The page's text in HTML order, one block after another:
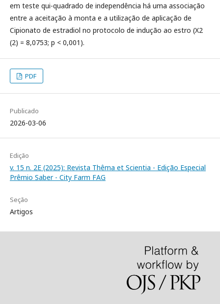
em teste qui-quadrado de independência há uma associação
entre a aceitação à monta e a utilização de aplicação de
Cipionato de estradiol no protocolo de indução ao estro (X2
(2) = 8,0753; p < 0,001).
PDF
Publicado
2026-03-06
Edição
v. 15 n. 2E (2025): Revista Thêma et Scientia - Edição Especial
Prêmio Saber - City Farm FAG
Seção
Artigos